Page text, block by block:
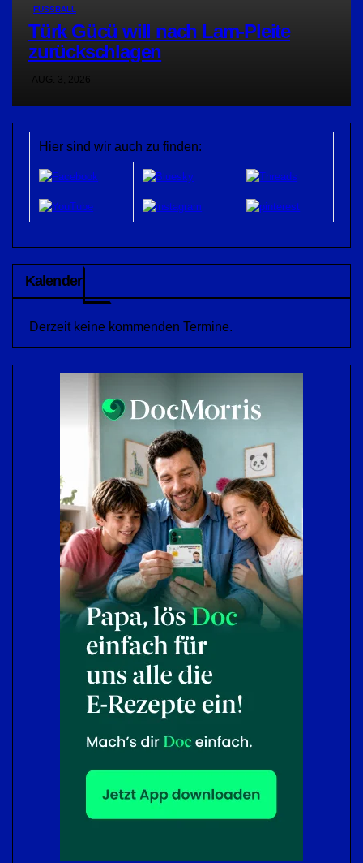
FUSSBALL
Türk Gücü will nach Lam-Pleite
zurückschlagen
Hier sind wir auch zu finden:
Kalender
Derzeit keine kommenden Termine.